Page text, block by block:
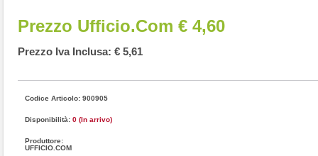
Prezzo Ufficio.com € 4,60
Prezzo Iva Inclusa: € 5,61
Codice Articolo: 900905
Disponibilità: 0 (In arrivo)
Produttore:
UFFICIO.COM